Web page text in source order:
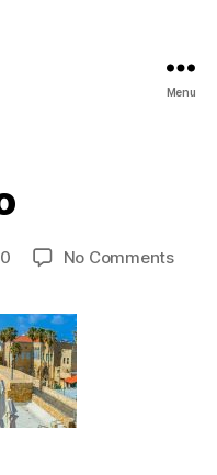
Menu
No Commentson